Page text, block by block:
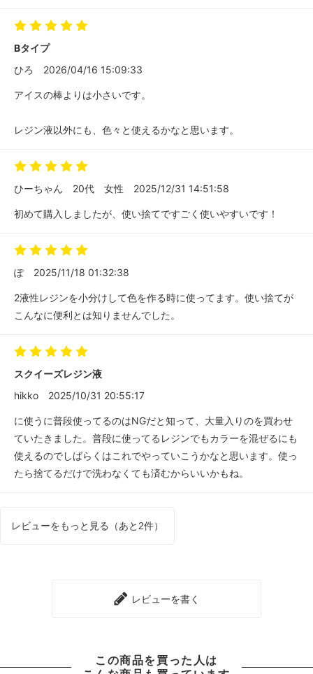
Bタイプ
ひろ
2026/04/16 15:09:33
アイスの棒よりは小さいです。
レジン液以外にも、色々と使えるかなと思います。
ひーちゃん 20代 女性 2025/12/31 14:51:58
初めて購入しましたが、使い捨てですごく使いやすいです！
ぽ 2025/11/18 01:32:38
2液性レジンを小分けして色を作る時に使ってます。使い捨てが
こんなに便利とは知りませんでした。
スクイーズレジン液
hikko
2025/10/31 20:55:17
に使うに普段使ってるのはNGだと知って、大量入りのを買わせ
ていたきました。普段に使ってるレジンでもカラーを混ぜるにも
使えるのでしばらくはこれでやっていこうかなと思います。使っ
たら捨てるだけで洗わなくても済むからいいかもね。
レビューをもっと見る（あと2件）
レビューを書く
この商品を買った人は